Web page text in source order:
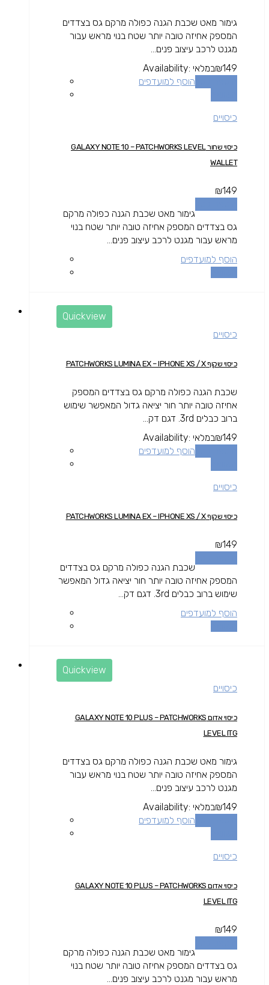
גימור מאט שכבת הגנה כפולה מרקם גס בצדדים
המספק אחיזה טובה יותר שטח בנוי מראש עבור
מגנט לרכב עיצוב פנים...
₪149
Availability: במלאי
הוסף למועדפים
כיסויים
כיסוי שחור GALAXY NOTE 10 – PATCHWORKS LEVEL
WALLET
₪149
גימור מאט שכבת הגנה כפולה מרקם
גס בצדדים המספק אחיזה טובה יותר שטח בנוי
מראש עבור מגנט לרכב עיצוב פנים...
הוסף למועדפים
Quickview
כיסויים
כיסוי שקוף PATCHWORKS LUMINA EX – IPHONE XS / X
שכבת הגנה כפולה מרקם גס בצדדים המספק
אחיזה טובה יותר חור יציאה גדול המאפשר שימוש
ברוב כבלים 3rd. דגם דק...
₪149
Availability: במלאי
הוסף למועדפים
כיסויים
כיסוי שקוף PATCHWORKS LUMINA EX – IPHONE XS / X
₪149
שכבת הגנה כפולה מרקם גס בצדדים
המספק אחיזה טובה יותר חור יציאה גדול המאפשר
שימוש ברוב כבלים 3rd. דגם דק...
הוסף למועדפים
Quickview
כיסויים
כיסוי אדום GALAXY NOTE 10 PLUS – PATCHWORKS
LEVEL ITG
גימור מאט שכבת הגנה כפולה מרקם גס בצדדים
המספק אחיזה טובה יותר שטח בנוי מראש עבור
מגנט לרכב עיצוב פנים...
₪149
Availability: במלאי
הוסף למועדפים
כיסויים
כיסוי אדום GALAXY NOTE 10 PLUS – PATCHWORKS
LEVEL ITG
₪149
גימור מאט שכבת הגנה כפולה מרקם
גס בצדדים המספק אחיזה טובה יותר שטח בנוי
מראש עבור מגנט לרכב עיצוב פנים...